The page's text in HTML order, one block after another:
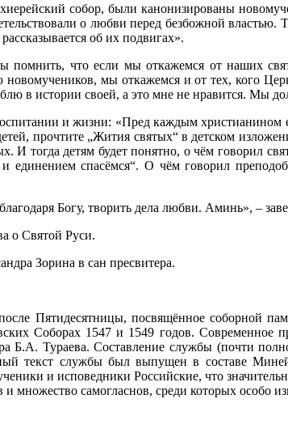
собор, были канонизированы
о любви перед безбожной
об их подвигах».
помнить, что если мы откажемся от наших
новомучеников, мы откажемся и от тех, кого
в истории своей, а это мне не нравится. Мы
и жизни: «Пред каждым христианином
прочтите „Жития святых“ в детском
И тогда детям будет понятно, о чём говорил
спасёмся“. О чём говорил
Богу, творить дела любви. Аминь», –
о Святой Руси.
Зорина в сан пресвитера.
Пятидесятницы, посвящённое соборной
Соборах 1547 и 1549 годов. Современное
Б.А. Тураева. Составление службы (почти
текст службы был выпущен в составе
и исповедники Российские, что
множество самогласнов, среди которых особо